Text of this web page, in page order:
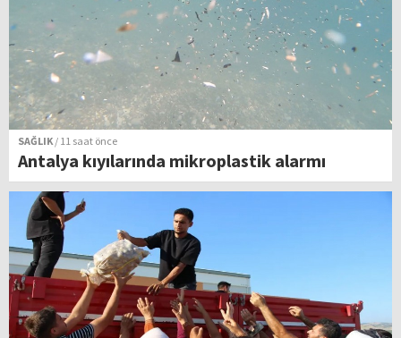
SAĞLIK / 11 saat önce
Antalya kıyılarında mikroplastik alarmı